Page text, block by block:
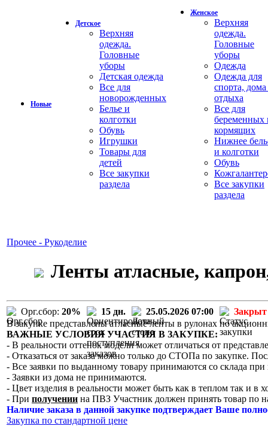
Новые
Детское
Верхняя
одежда.
Головные
уборы
Детская одежда
Все для
новорожденных
Белье и
колготки
Обувь
Игрушки
Товары для
детей
Все закупки
раздела
Женское
Верхняя
одежда.
Головные
уборы
Одежда
Одежда для
спорта,
отдыха
Все для
беременных
кормящих
Нижнее
и колготки
Обувь
Все закупки
раздела
Прочее - Рукоделие
Ленты атласные,
Орг.сбор: 20% 15 дн. 25.05.2026 07:00
Закрыт
В закупке представлены атласные ленты в рулонах по
ВАЖНЫЕ УСЛОВИЯ УЧАСТИЯ В ЗАКУПКЕ:
- В реальности оттенок модели может отличаться от
- Отказаться от заказа можно только до СТОПа по закупке.
- Все заявки по выданному товару принимаются со склада при
- Заявки из дома не принимаются.
- Цвет изделия в реальности может быть как в теплом так и в
- При получении на ПВЗ Участник должен принять товар по
Наличие заказа в данной закупке подтверждает Ваше
Закупка по стандартной цене